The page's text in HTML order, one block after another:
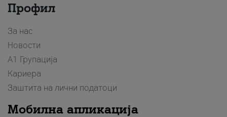
Профил
За нас
Новости
А1 Групација
Кариера
Заштита на лични податоци
Мобилна апликација